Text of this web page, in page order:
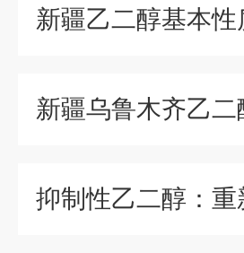
新疆乙二醇基本性
新疆乌鲁木齐乙